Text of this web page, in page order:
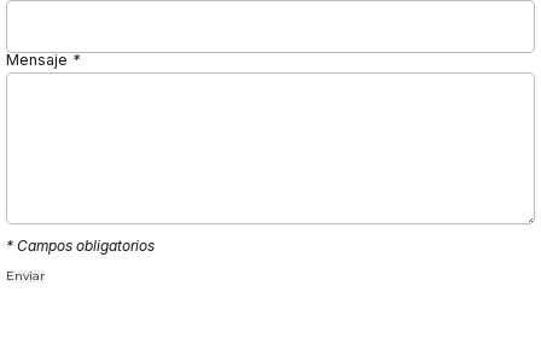
Mensaje*
* Campos obligatorios